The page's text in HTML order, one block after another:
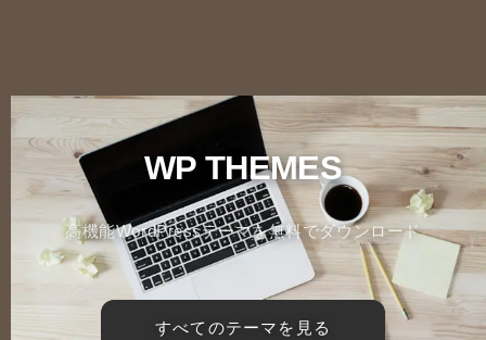
WP THEMES
高機能WordPressテーマを無料でダウンロード
すべてのテーマを見る